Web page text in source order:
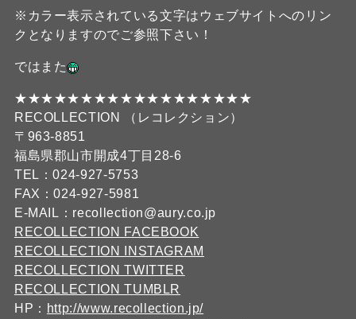
※カラー表示されている文字はウェブサイトへのリン
クとなりますのでご参照下さい！
ではまた
★★★★★★★★★★★★★★★★★★
RECOLLECTION （レコレクション）
〒963-8851
福島県郡山市開成4丁目28-6
TEL：024-927-5753
FAX：024-927-5981
E-MAIL：recollection@aury.co.jp
RECOLLECTION FACEBOOK
RECOLLECTION INSTAGRAM
RECOLLECTION TWITTER
RECOLLECTION TUMBLR
HP： http://www.recollection.jp/